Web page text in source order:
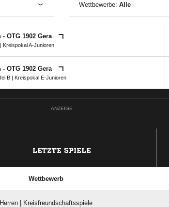
Wettbewerbe: Alle
OTG 1902 Gera
Kreispokal A-Junioren
- OTG 1902 Gera
B| Kreispokal E-Junioren
ANZEIGE
LETZTE SPIELE
Wettbewerb
Herren | Kreisfreundschaftsspiele